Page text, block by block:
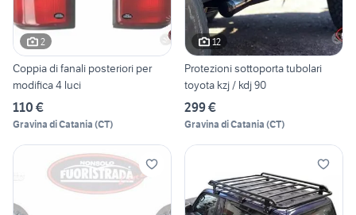
2
Coppia di fanali posteriori per
modifica 4 luci
110 €
Gravina di Catania (CT)
12
Protezioni sottoporta tubolari
toyota kzj / kdj 90
299 €
Gravina di Catania (CT)